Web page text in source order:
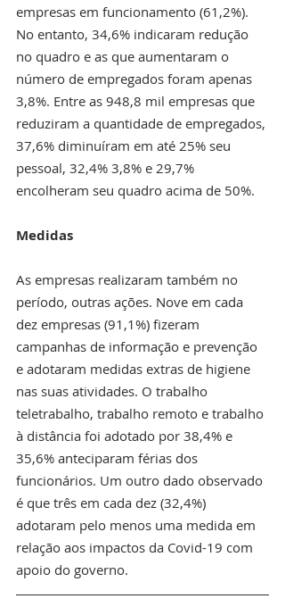
empresas em funcionamento (61,2%).
No entanto, 34,6% indicaram redução
no quadro e as que aumentaram o
número de empregados foram apenas
3,8%. Entre as 948,8 mil empresas que
reduziram a quantidade de empregados,
37,6% diminuíram em até 25% seu
pessoal, 32,4% 3,8% e 29,7%
encolheram seu quadro acima de 50%.
Medidas
As empresas realizaram também no
período, outras ações. Nove em cada
dez empresas (91,1%) fizeram
campanhas de informação e prevenção
e adotaram medidas extras de higiene
nas suas atividades. O trabalho
teletrabalho, trabalho remoto e trabalho
à distância foi adotado por 38,4% e
35,6% anteciparam férias dos
funcionários. Um outro dado observado
é que três em cada dez (32,4%)
adotaram pelo menos uma medida em
relação aos impactos da Covid-19 com
apoio do governo.